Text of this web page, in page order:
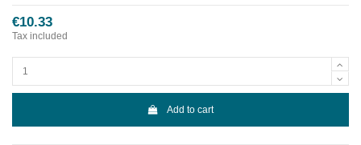
€10.33
Tax included
Add to cart